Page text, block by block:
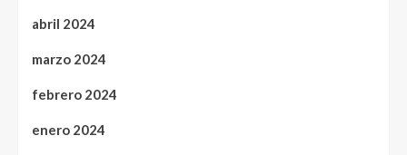
abril 2024
marzo 2024
febrero 2024
enero 2024